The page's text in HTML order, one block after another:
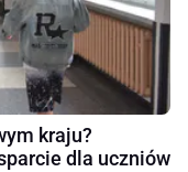
kraju?
dla uczniów